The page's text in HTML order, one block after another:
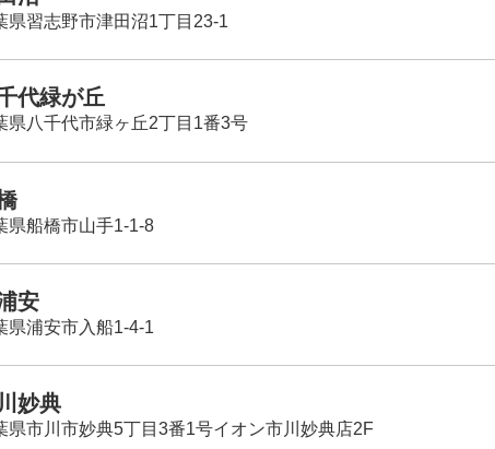
習志野市津田沼1丁目23-1
代緑が丘
八千代市緑ヶ丘2丁目1番3号
船橋市山手1-1-8
安
浦安市入船1-4-1
妙典
市川市妙典5丁目3番1号イオン市川妙典店2F